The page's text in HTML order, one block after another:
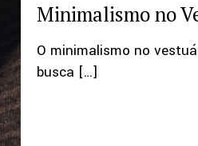
Minimalismo no
O minimalismo no
busca […]